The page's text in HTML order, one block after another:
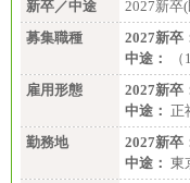
新卒／中途
2027新卒
募集職種
2027新卒
中途：
雇用形態
2027新卒
中途： 正
勤務地
2027新卒
中途： 東